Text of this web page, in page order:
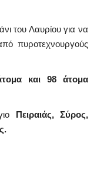
του Λαυρίου για να
πυροτεχνουργούς
και 98 άτομα
Πειραιάς, Σύρος,